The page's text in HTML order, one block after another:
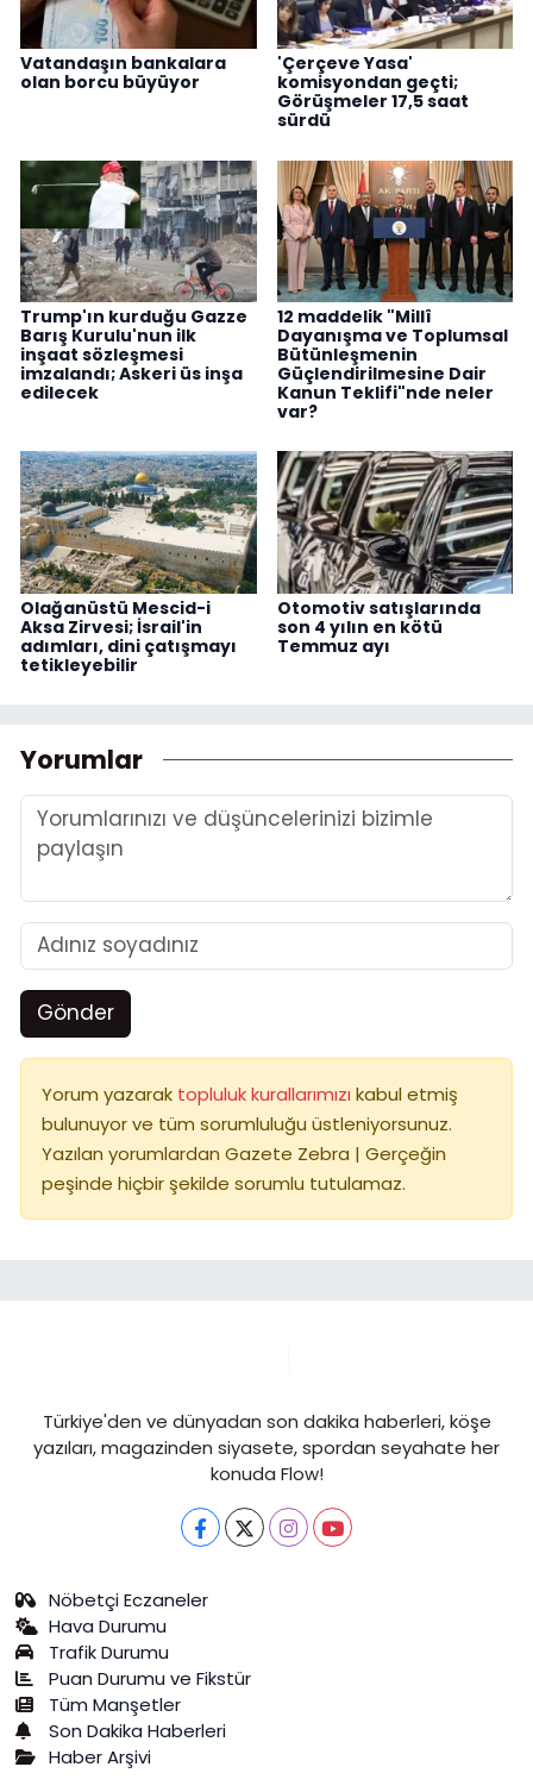
Vatandaşın bankalara
olan borcu büyüyor
'Çerçeve Yasa'
komisyondan geçti;
Görüşmeler 17,5 saat
sürdü
Trump'ın kurduğu Gazze
Barış Kurulu'nun ilk
inşaat sözleşmesi
imzalandı; Askeri üs inşa
edilecek
12 maddelik "Millî
Dayanışma ve Toplumsal
Bütünleşmenin
Güçlendirilmesine Dair
Kanun Teklifi"nde neler
var?
Olağanüstü Mescid-i
Aksa Zirvesi; İsrail'in
adımları, dini çatışmayı
tetikleyebilir
Otomotiv satışlarında
son 4 yılın en kötü
Temmuz ayı
Yorumlar
Gönder
Yorum yazarak topluluk kurallarımızı kabul etmiş
bulunuyor ve tüm sorumluluğu üstleniyorsunuz.
Yazılan yorumlardan Gazete Zebra | Gerçeğin
peşinde hiçbir şekilde sorumlu tutulamaz.
Türkiye'den ve dünyadan son dakika haberleri, köşe
yazıları, magazinden siyasete, spordan seyahate her
konuda Flow!
Nöbetçi Eczaneler
Hava Durumu
Trafik Durumu
Puan Durumu ve Fikstür
Tüm Manşetler
Son Dakika Haberleri
Haber Arşivi